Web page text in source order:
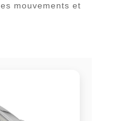
mouvements et